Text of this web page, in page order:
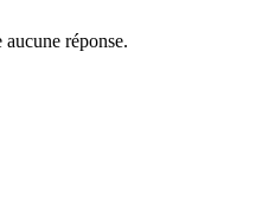
réponse.